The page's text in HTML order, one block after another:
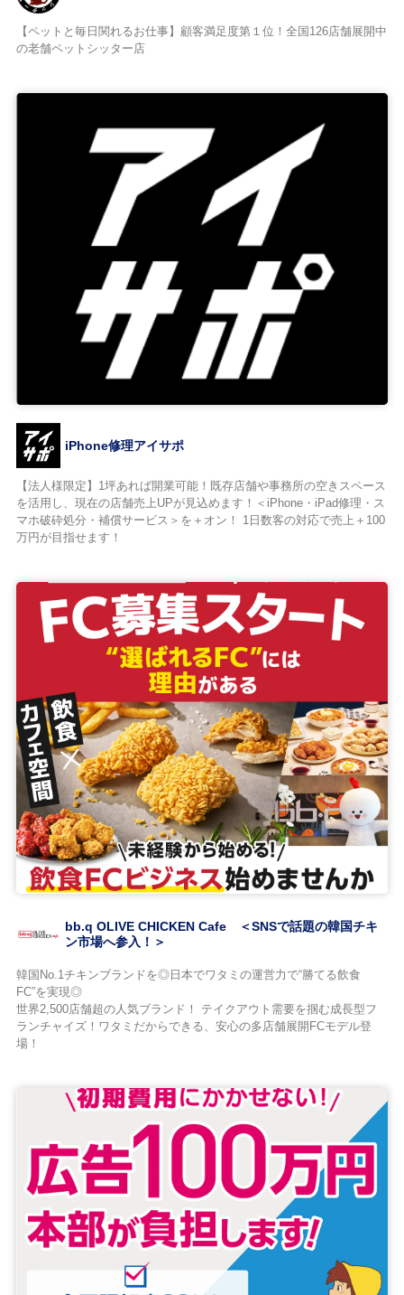
【ペットと毎日関れるお仕事】顧客満足度第１位！全国126店舗展開中
の老舗ペットシッター店
iPhone修理アイサポ
【法人様限定】1坪あれば開業可能！既存店舗や事務所の空きスペース
を活用し、現在の店舗売上UPが見込めます！＜iPhone・iPad修理・ス
マホ破砕処分・補償サービス＞を＋オン！ 1日数客の対応で売上＋100
万円が目指せます！
bb.q OLIVE CHICKEN Cafe ＜SNSで話題の韓国チキ
ン市場へ参入！＞
韓国No.1チキンブランドを◎日本でワタミの運営力で“勝てる飲食
FC”を実現◎
世界2,500店舗超の人気ブランド！ テイクアウト需要を掴む成長型フ
ランチャイズ！ワタミだからできる、安心の多店舗展開FCモデル登
場！